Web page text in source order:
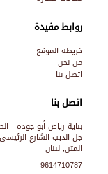
اتصل بنا
بناية رياض أبو جودة -
جل الديب الشارع الرئيسي
المتن, لبنان
9614710787
روابط مفيدة
خريطة الموقع
من نحن
اتصل بنا